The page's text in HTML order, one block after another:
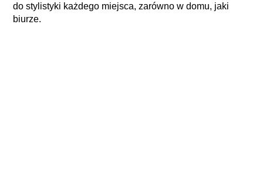
do stylistyki każdego miejsca, zarówno w domu, jaki
biurze.